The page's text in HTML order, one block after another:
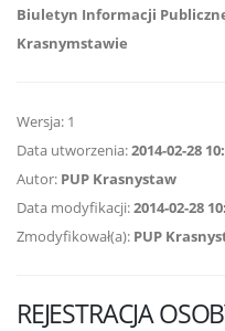
Biuletyn Informacji
Krasnymstawie
Wersja: 1
Data utworzenia:2014-02-28
Autor: PUP Krasnystaw
Data modyfikacji:2014-02-28
Zmodyfikował(a): PUP
REJESTRACJA